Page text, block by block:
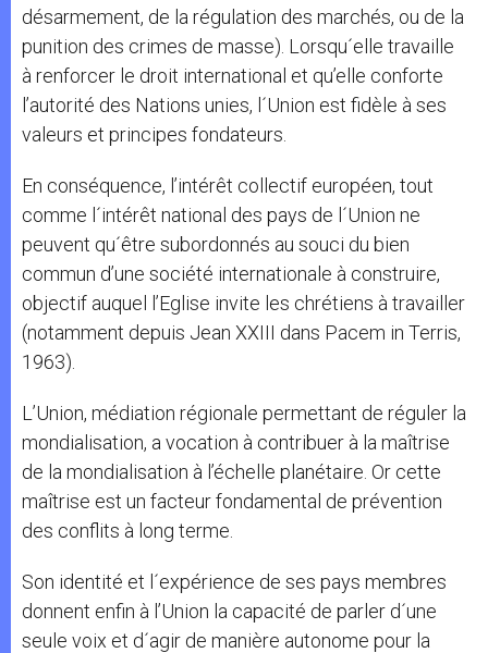
désarmement, de la régulation des marchés, ou de la
punition des crimes de masse). Lorsqu´elle travaille
à renforcer le droit international et qu’elle conforte
l’autorité des Nations unies, l´Union est fidèle à ses
valeurs et principes fondateurs.
En conséquence, l’intérêt collectif européen, tout
comme l´intérêt national des pays de l´Union ne
peuvent qu´être subordonnés au souci du bien
commun d’une société internationale à construire,
objectif auquel l’Eglise invite les chrétiens à travailler
(notamment depuis Jean XXIII dans Pacem in Terris,
1963).
L’Union, médiation régionale permettant de réguler la
mondialisation, a vocation à contribuer à la maîtrise
de la mondialisation à l’échelle planétaire. Or cette
maîtrise est un facteur fondamental de prévention
des conflits à long terme.
Son identité et l´expérience de ses pays membres
donnent enfin à l’Union la capacité de parler d´une
seule voix et d´agir de manière autonome pour la